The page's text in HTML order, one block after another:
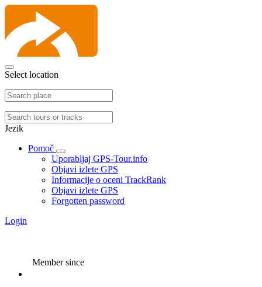
Select location
Jezik
Pomoč
Uporabljaj GPS-Tour.info
Objavi izlete GPS
Informacije o oceni TrackRank
Objavi izlete GPS
Forgotten password
Login
Member since